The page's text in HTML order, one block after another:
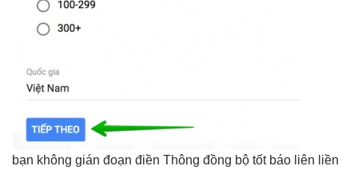
bạn không gián đoạn điền Thông đồng bộ tốtbáo liên liền